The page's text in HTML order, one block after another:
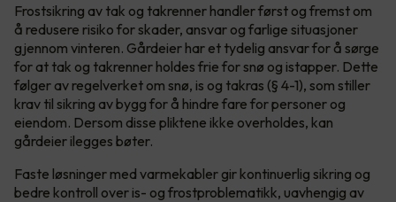
Frostsikring av tak og takrenner handler først og fremst om
å redusere risiko for skader, ansvar og farlige situasjoner
gjennom vinteren. Gårdeier har et tydelig ansvar for å sørge
for at tak og takrenner holdes frie for snø og istapper. Dette
følger av regelverket om snø, is og takras (§ 4-1), som stiller
krav til sikring av bygg for å hindre fare for personer og
eiendom. Dersom disse pliktene ikke overholdes, kan
gårdeier ilegges bøter.
Faste løsninger med varmekabler gir kontinuerlig sikring og
bedre kontroll over is- og frostproblematikk, uavhengig av